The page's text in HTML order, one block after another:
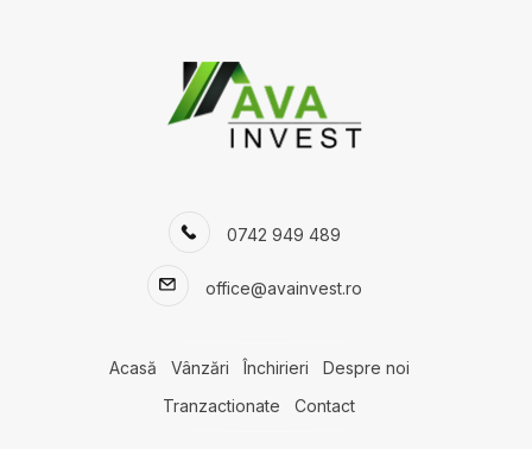
Apartamente de vanzare 3 camere
Apartamente de vanzare 4 camere
Apartamente de vanzare
Apartamente de vanzare in Cluj-Napoca
Apartamente de vanzare in Cluj-Napoca Centru
Apartamente de vanzare in Cluj-Napoca Andrei Muresanu
Apartamente de vanzare in Cluj-Napoca Buna-Ziua
Apartamente de vanzare in Cluj-Napoca Zorilor / Mircea Eliade
0742 949 489
office@avainvest.ro
Acasă Vânzări Închirieri
Despre noi
Tranzactionate
Contact